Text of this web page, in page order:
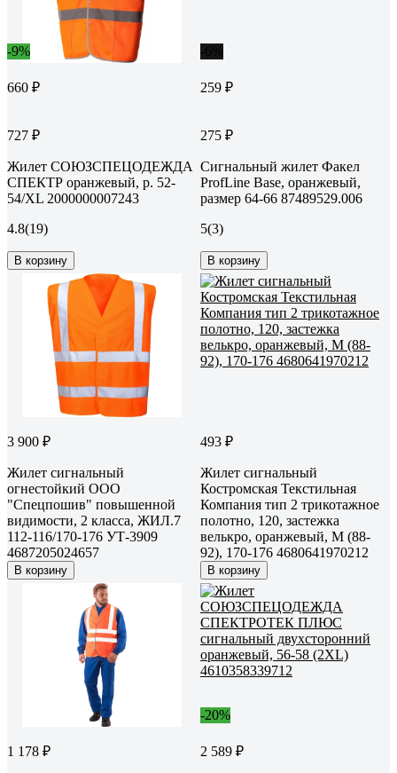
-9%
660 ₽
727 ₽
Жилет СОЮЗСПЕЦОДЕЖДА
СПЕКТР оранжевый, р. 52-
54/XL 2000000007243
4.8(19)
В корзину
259 ₽
275 ₽
Сигнальный жилет Факел
ProfLine Base, оранжевый,
размер 64-66 87489529.006
5(3)
В корзину
3 900 ₽
Жилет сигнальный
огнестойкий OOO
"Спецпошив" повышенной
видимости, 2 класса, ЖИЛ.7
112-116/170-176 УТ-3909
4687205024657
В корзину
493 ₽
Жилет сигнальный
Костромская Текстильная
Компания тип 2 трикотажное
полотно, 120, застежка
велькро, оранжевый, M (88-
92), 170-176 4680641970212
В корзину
1 178 ₽
-20%
2 589 ₽